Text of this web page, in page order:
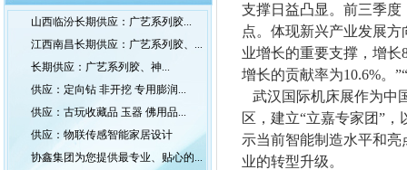
山西临汾长期供应：广艺系列胶...
江西南昌长期供应：广艺系列胶、...
长期供应：广艺系列胶、神...
供应：定向钻 非开挖 专用膨润...
供应：古玩收藏品 玉器 佛用品...
供应：物联传感智能家居设计
协鑫集团为您提供最专业、贴心的...
支撑日益凸显。前三季度
点。体现新兴产业发展
业增长的重要支撑，增长
增长的贡献率为10.6%。
武汉国际机床展作为中
区，建立“立嘉专家团”
示当前智能制造水平和
业的转型升级。